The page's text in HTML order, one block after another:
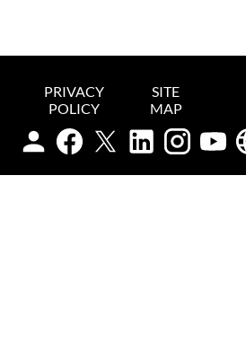
PRIVACY
POLICY
SITE
MAP